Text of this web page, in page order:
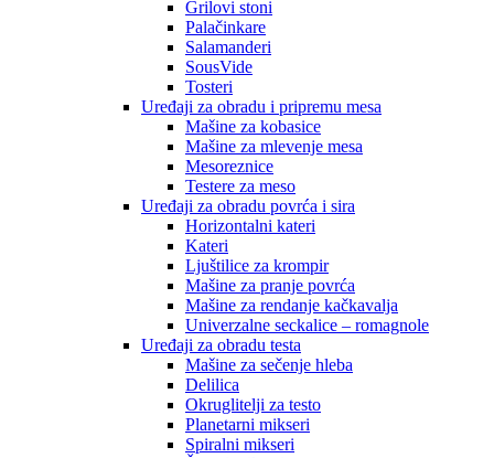
Grilovi stoni
Palačinkare
Salamanderi
SousVide
Tosteri
Uređaji za obradu i pripremu mesa
Mašine za kobasice
Mašine za mlevenje mesa
Mesoreznice
Testere za meso
Uređaji za obradu povrća i sira
Horizontalni kateri
Kateri
Ljuštilice za krompir
Mašine za pranje povrća
Mašine za rendanje kačkavalja
Univerzalne seckalice – romagnole
Uređaji za obradu testa
Mašine za sečenje hleba
Delilica
Okruglitelji za testo
Planetarni mikseri
Spiralni mikseri